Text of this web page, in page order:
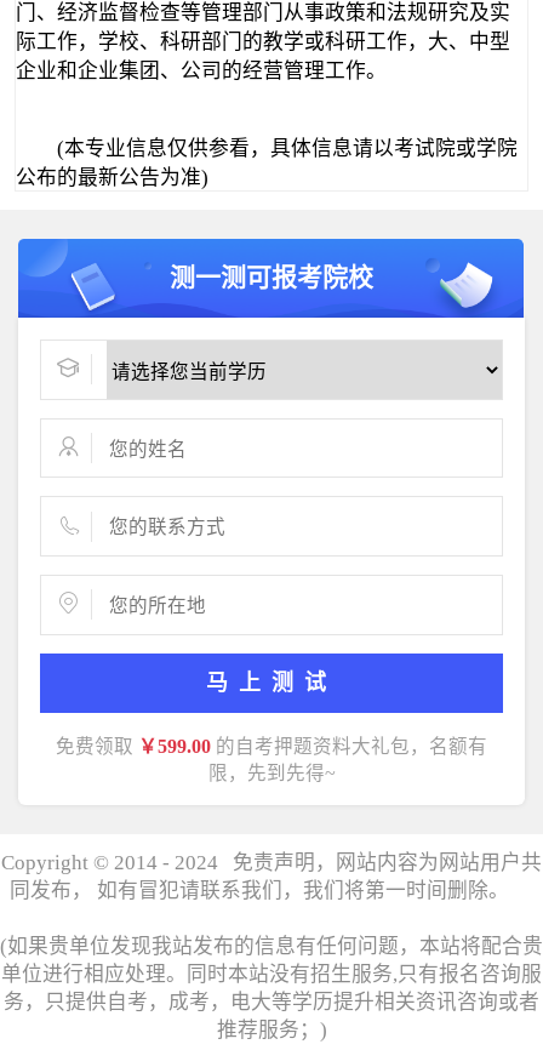
门、经济监督检查等管理部门从事政策和法规研究及实
际工作，学校、科研部门的教学或科研工作，大、中型
企业和企业集团、公司的经营管理工作。
(本专业信息仅供参看，具体信息请以考试院或学院
公布的最新公告为准)
测一测可报考院校
马上测试
免费领取 ￥599.00 的自考押题资料大礼包，名额有
限，先到先得~
Copyright © 2014 - 2024 免责声明，网站内容为网站用户共
同发布， 如有冒犯请联系我们，我们将第一时间删除。
(如果贵单位发现我站发布的信息有任何问题，本站将配合贵
单位进行相应处理。同时本站没有招生服务,只有报名咨询服
务，只提供自考，成考，电大等学历提升相关资讯咨询或者
推荐服务；)